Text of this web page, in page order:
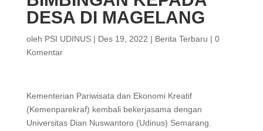
DESA DI MAGELANG
oleh PSI UDINUS| Des 19, 2022 | Berita Terbaru | 0
Komentar
Kementerian Pariwisata dan Ekonomi Kreatif
(Kemenparekraf) kembali bekerjasama dengan
Universitas Dian Nuswantoro (Udinus) Semarang.